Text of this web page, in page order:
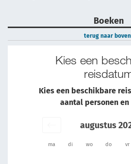
Boeken
terug naar boven
Kies een
Kies een beschikbare
aantal personen en
ma di wo do vr
augustus